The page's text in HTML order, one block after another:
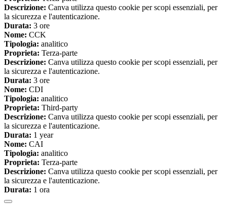
Descrizione: Canva utilizza questo cookie per scopi essenziali, per
la sicurezza e l'autenticazione.
Durata: 3 ore
Nome: CCK
Tipologia: analitico
Proprieta: Terza-parte
Descrizione: Canva utilizza questo cookie per scopi essenziali, per
la sicurezza e l'autenticazione.
Durata: 3 ore
Nome: CDI
Tipologia: analitico
Proprieta: Third-party
Descrizione: Canva utilizza questo cookie per scopi essenziali, per
la sicurezza e l'autenticazione.
Durata: 1 year
Nome: CAI
Tipologia: analitico
Proprieta: Terza-parte
Descrizione: Canva utilizza questo cookie per scopi essenziali, per
la sicurezza e l'autenticazione.
Durata: 1 ora